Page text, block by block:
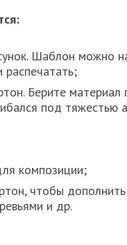
Шаблон можно
распечатать;
Берите материал
под тяжестью
композиции;
чтобы дополнить
и др.